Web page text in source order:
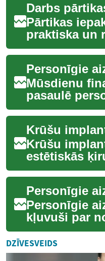
Pārtikas
praktiska un
profesija,
pārtikas
pat...
Mūsdienu
pasaulē
ir kļuvuši
instrumentu,
cilvēkiem
Krūšu
estētiskās
procedūra,
palielināt un
krūšu
Personīgie
kļuvuši par
finansējuma
cilvēkiem,
līdzekļus
DZĪVESVEIDS